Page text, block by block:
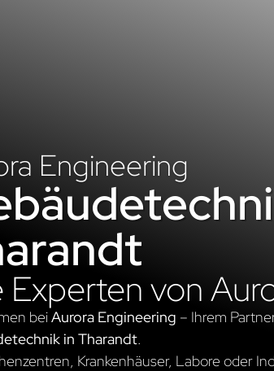
Engineering
Experten von
beiAurora Engineering – Ihrem
in Tharandt.
Krankenhäuser, Labore oder